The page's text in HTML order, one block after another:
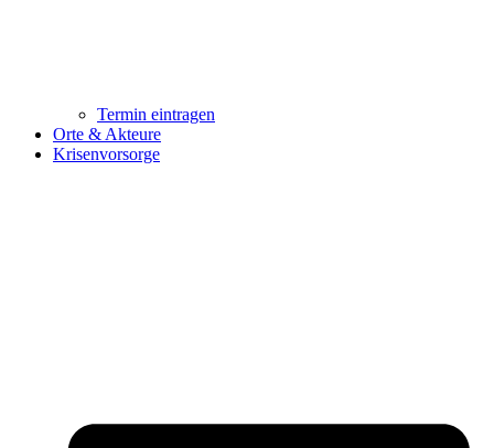
Termin eintragen
Orte & Akteure
Krisenvorsorge